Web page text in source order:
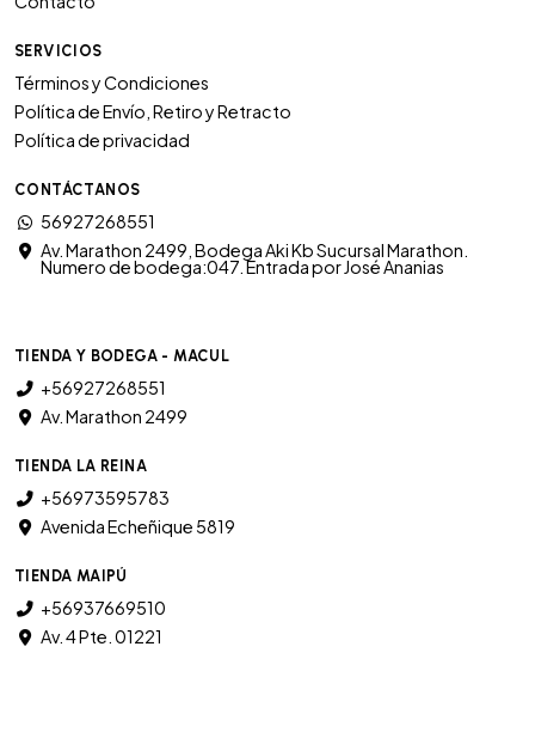
SERVICIOS
Términos y Condiciones
Política de Envío, Retiro y Retracto
Política de privacidad
CONTÁCTANOS
56927268551
Av. Marathon 2499, Bodega Aki Kb Sucursal Marathon.
Numero de bodega:047. Entrada por José Ananias
TIENDA Y BODEGA - MACUL
+56927268551
Av. Marathon 2499
TIENDA LA REINA
+56973595783
Avenida Echeñique 5819
TIENDA MAIPÚ
+56937669510
Av. 4 Pte. 01221